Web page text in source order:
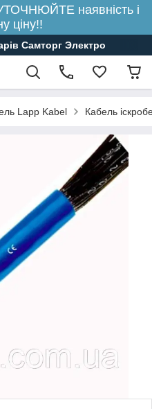
наявність і
ціну!!
Самторг Электро
Lapp Kabel Кабель